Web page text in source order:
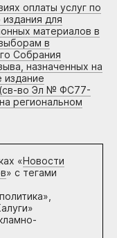
оплаты услуг по
для
материалов в
в
Собрания
назначенных на
издание
(св-во Эл № ФС77-
региональном
«Новости
» с тегами